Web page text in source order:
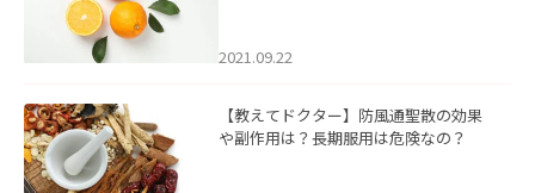
2021.09.22
【教えてドクター】防風通聖散の効果
や副作用は？長期服用は危険なの？